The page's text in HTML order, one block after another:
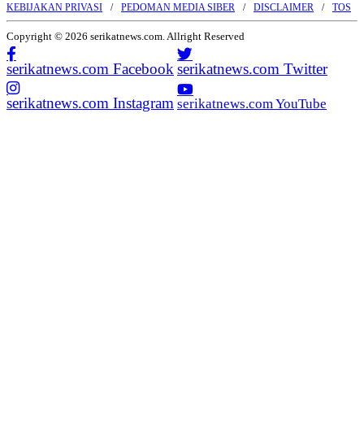
KEBIJAKAN PRIVASI
PEDOMAN MEDIA SIBER DISCLAIMER TOS
Copyright © 2026 serikatnews.com. Allright Reserved
serikatnews.com Facebook serikatnews.com Twitter
serikatnews.com Instagram serikatnews.com YouTube